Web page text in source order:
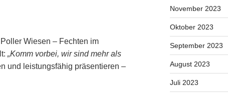
Wiesen – Fechten im
„Komm vorbei, wir sind mehr als
und leistungsfähig präsentieren –
November 2023
Oktober 2023
September 2023
August 2023
Juli 2023